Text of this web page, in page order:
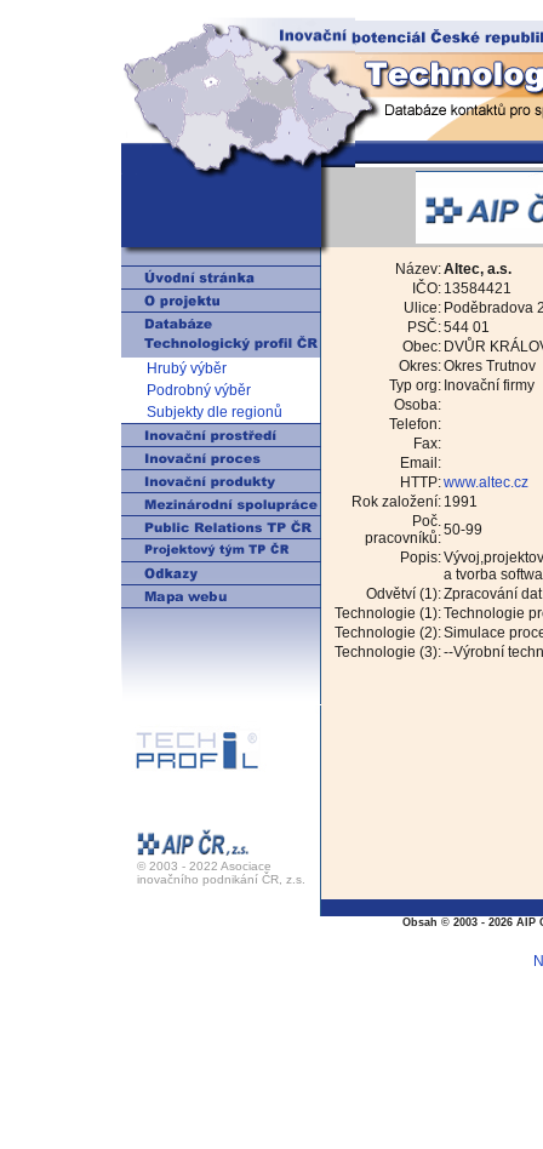
Hrubý výběr
Podrobný výběr
Subjekty dle regionů
© 2003 - 2022 Asociace
inovačního podnikání ČR, z.s.
Název:Altec, a.s.
IČO: 13584421
Ulice: Poděbradova
PSČ:544 01
Obec: DVŮR
Okres:Okres Trutnov
Typ org: Inovační firmy
Osoba:
Telefon:
Fax:
Email:
HTTP:www.altec.cz
Rok založení: 1991
Poč.
pracovníků:50-99
Popis:
a tvorba
Odvětví (1):Zpracování
Technologie (1):Technologie
Technologie (2):Simulace
Technologie (3):--Výrobní
Obsah © 2003 - 2026